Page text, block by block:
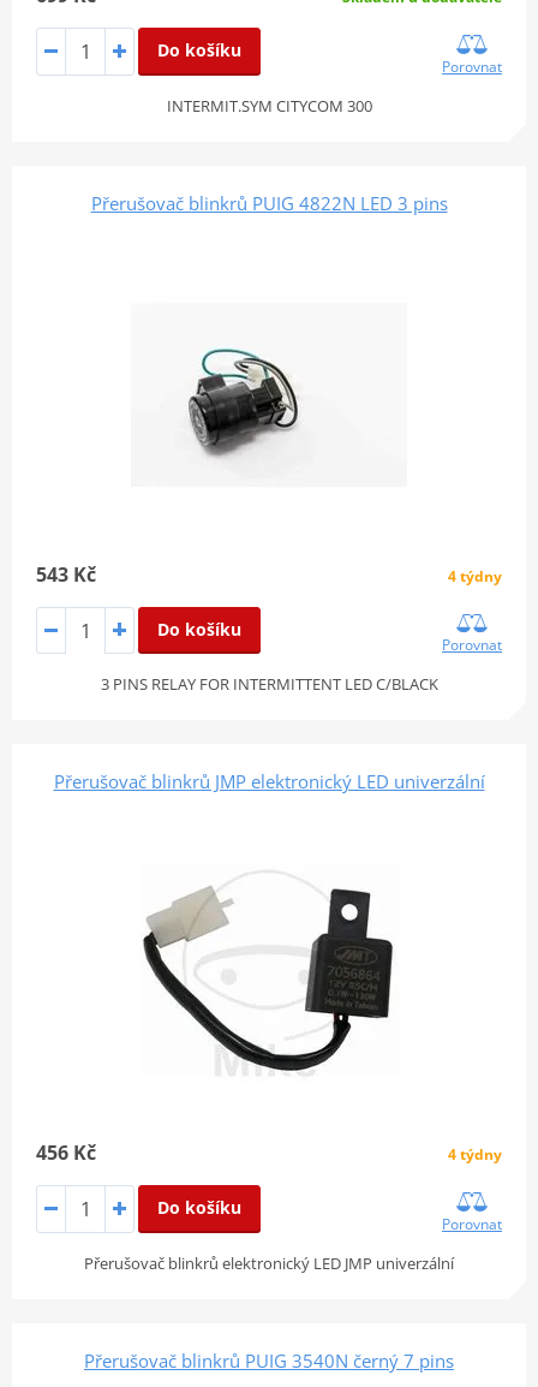
Do košíku
Porovnat
INTERMIT.SYM CITYCOM 300
Přerušovač blinkrů PUIG 4822N LED 3 pins
543 Kč 4 týdny
Do košíku
Porovnat
3 PINS RELAY FOR INTERMITTENT LED C/BLACK
Přerušovač blinkrů JMP elektronický LED univerzální
456 Kč 4 týdny
Do košíku
Porovnat
Přerušovač blinkrů elektronický LED JMP univerzální
Přerušovač blinkrů PUIG 3540N černý 7 pins